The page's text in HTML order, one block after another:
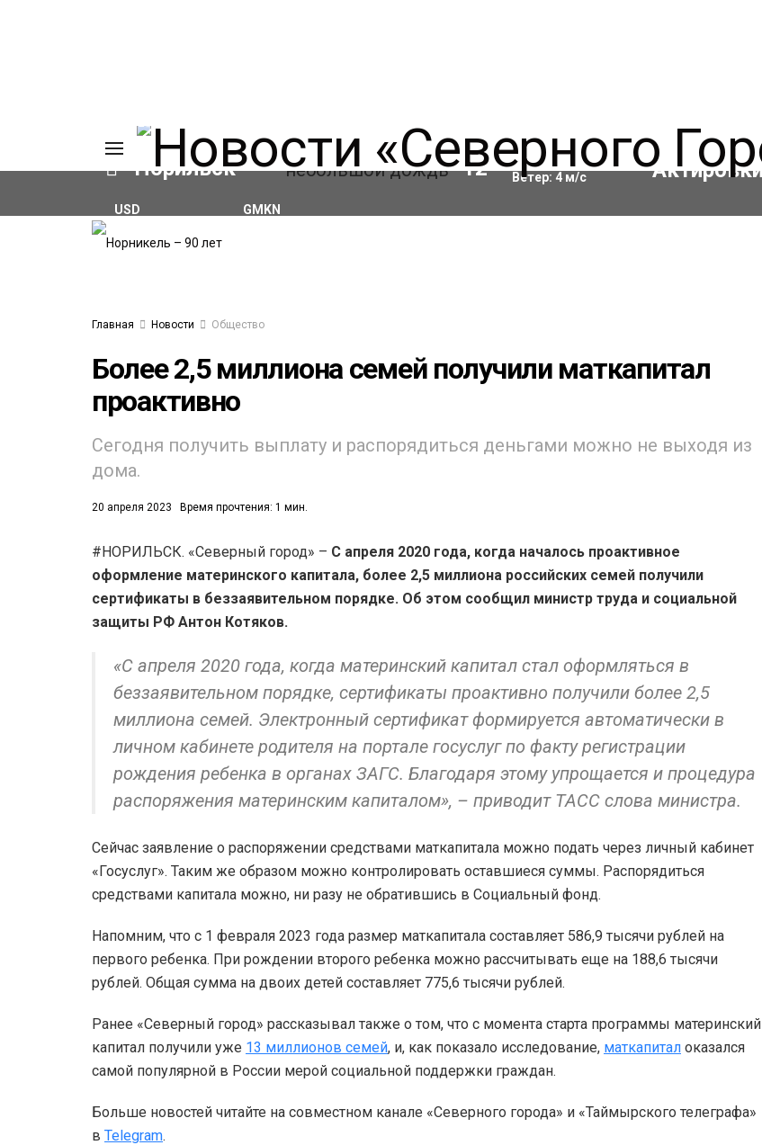
Норильск 12°C Влажность:84%
Ветер: 4м/с
USD
GMKN
Главная Новости Общество
Более 2,5 миллиона семей получили маткапитал
проактивно
Сегодня получить выплату и распорядиться деньгами можно не выходя из
дома.
20 апреля 2023 Время прочтения: 1 мин.
#НОРИЛЬСК. «Северный город» – С апреля 2020 года, когда началось проактивное
оформление материнского капитала, более 2,5 миллиона российских семей получили
сертификаты в беззаявительном порядке. Об этом сообщил министр труда и социальной
защиты РФ Антон Котяков.
«С апреля 2020 года, когда материнский капитал стал оформляться в
беззаявительном порядке, сертификаты проактивно получили более 2,5
миллиона семей. Электронный сертификат формируется автоматически в
личном кабинете родителя на портале госуслуг по факту регистрации
рождения ребенка в органах ЗАГС. Благодаря этому упрощается и процедура
распоряжения материнским капиталом», – приводит ТАСС слова министра.
Сейчас заявление о распоряжении средствами маткапитала можно подать через личный кабинет
«Госуслуг». Таким же образом можно контролировать оставшиеся суммы. Распорядиться
средствами капитала можно, ни разу не обратившись в Социальный фонд.
Напомним, что с 1 февраля 2023 года размер маткапитала составляет 586,9 тысячи рублей на
первого ребенка. При рождении второго ребенка можно рассчитывать еще на 188,6 тысячи
рублей. Общая сумма на двоих детей составляет 775,6 тысячи рублей.
Ранее «Северный город» рассказывал также о том, что с момента старта программы материнский
капитал получили уже 13 миллионов семей, и, как показало исследование, маткапитал оказался
самой популярной в России мерой социальной поддержки граждан.
Больше новостей читайте на совместном канале «Северного города» и «Таймырского телеграфа»
в Telegram.